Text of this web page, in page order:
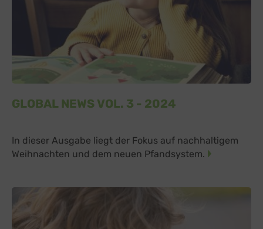
GLOBAL NEWS VOL. 3 - 2024
In dieser Ausgabe liegt der Fokus auf nachhaltigem
Weihnachten und dem neuen Pfandsystem.